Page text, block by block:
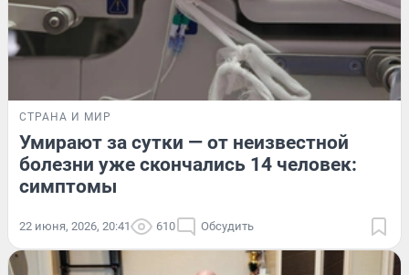
СТРАНА И МИР
Умирают за сутки — от неизвестной
болезни уже скончались 14 человек:
симптомы
22 июня, 2026, 20:41 610 Обсудить